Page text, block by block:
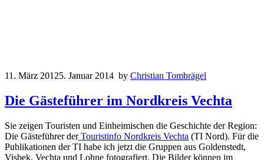
11. März 20125. Januar 2014 by Christian Tombrägel
Die Gästeführer im Nordkreis Vechta
Sie zeigen Touristen und Einheimischen die Geschichte der Region:
Die Gästeführer derTouristinfo Nordkreis Vechta (TI Nord). Für die
Publikationen der TI habe ich jetzt die Gruppen aus Goldenstedt,
Visbek, Vechta und Lohne fotografiert. Die Bilder können im